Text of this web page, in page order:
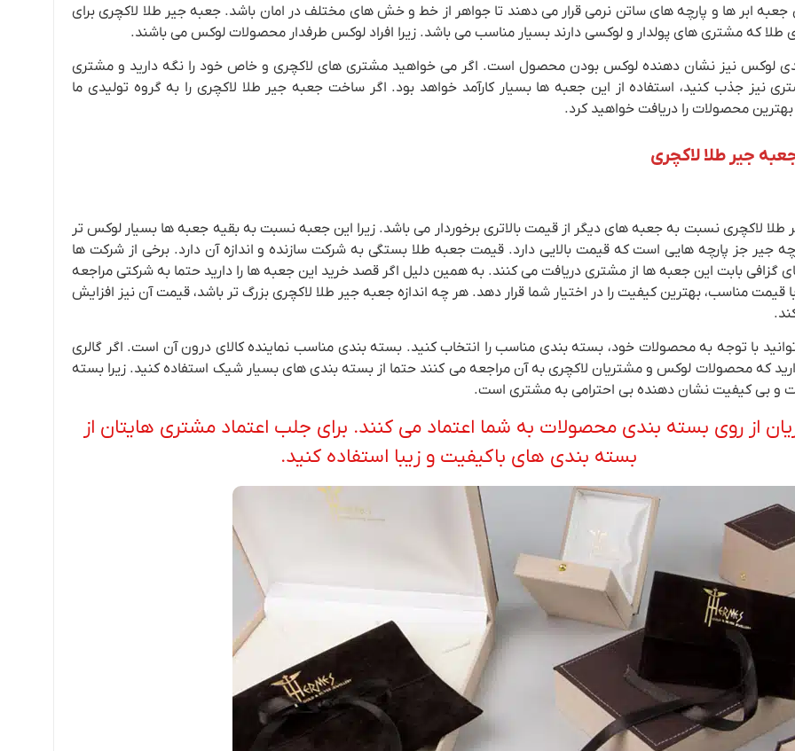
جعبه ابر ها و پارچه های ساتن نرمی قرار می دهند تا جواهر از خط و خش های مختلف در امان باشد. جعبه جیر طلا لاکچری برای
طلا که مشتری های پولدار و لوکسی دارند بسیار مناسب می باشد. زیرا افراد لوکس طرفدار محصولات لوکس می باشند.
لوکس نیز نشان دهنده لوکس بودن محصول است. اگر می خواهید مشتری های لاکچری و خاص خود را نگه دارید و مشتری
نیز جذب کنید، استفاده از این جعبه ها بسیار کارآمد خواهد بود. اگر ساخت جعبه جیر طلا لاکچری را به گروه تولیدی ما
بهترین محصولات را دریافت خواهید کرد.
جیر طلا لاکچری
طلا لاکچری نسبت به جعبه های دیگر از قیمت بالاتری برخوردار می باشد. زیرا این جعبه نسبت به بقیه جعبه ها بسیار لوکس تر
جیر جز پارچه هایی است که قیمت بالایی دارد. قیمت جعبه طلا بستگی به شرکت سازنده و اندازه آن دارد. برخی از شرکت ها
گزافی بابت این جعبه ها از مشتری دریافت می کنند. به همین دلیل اگر قصد خرید این جعبه ها را دارید حتما به شرکتی مراجعه
قیمت مناسب، بهترین کیفیت را در اختیار شما قرار دهد. هر چه اندازه جعبه جیر طلا لاکچری بزرگ تر باشد، قیمت آن نیز افزایش
با توجه به محصولات خود، بسته بندی مناسب را انتخاب کنید. بسته بندی مناسب نماینده کالای درون آن است. اگر گالری
که محصولات لوکس و مشتریان لاکچری به آن مراجعه می کنند حتما از بسته بندی های بسیار شیک استفاده کنید. زیرا بسته
و بی کیفیت نشان دهنده بی احترامی به مشتری است.
از روی بسته بندی محصولات به شما اعتماد می کنند. برای جلب اعتماد مشتری هایتان از
بسته بندی های باکیفیت و زیبا استفاده کنید.